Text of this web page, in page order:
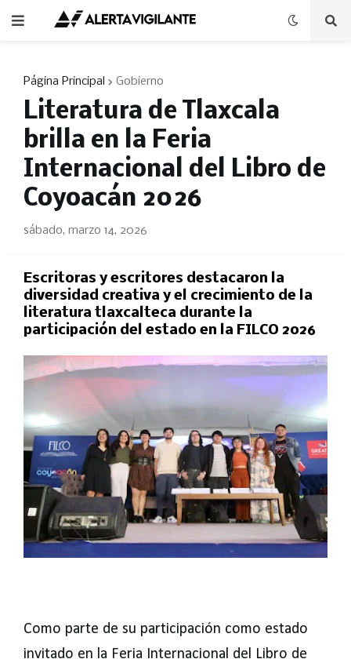
Página Principal Gobierno
Literatura de Tlaxcala
brilla en la Feria
Internacional del Libro de
Coyoacán 2026
sábado, marzo 14, 2026
Escritoras y escritores destacaron la
diversidad creativa y el crecimiento de la
literatura tlaxcalteca durante la
participación del estado en la FILCO 2026
Como parte de su participación como estado
invitado en la Feria Internacional del Libro de